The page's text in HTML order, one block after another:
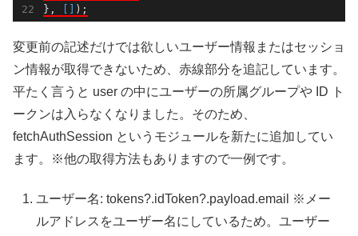
},
変更前の記述だけでは欲しいユーザー情報またはセッショ
ン情報が取得できないため、赤線部分を追記しています。
平たく言うと user の中にユーザーの所属グループや ID ト
ークンは入らなくなりました。そのため、
fetchAuthSession というモジュールを新たに追加してい
ます。※他の取得方法もありますので一例です。
ユーザー名: tokens?.idToken?.payload.email ※メー
ルアドレスをユーザー名にしているため。ユーザー